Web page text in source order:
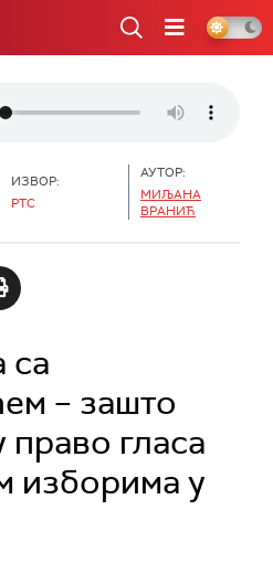
ИЗВОР:
РТС
АУТОР:
МИЉАНА
ВРАНИЋ
са
– зашто
право гласа
изборима у